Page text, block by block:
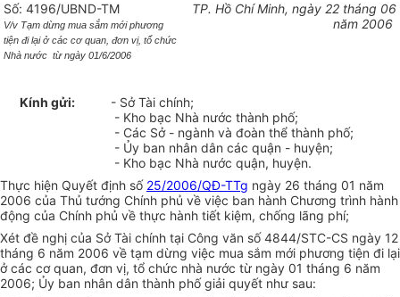
Số: 4196/UBND-TM
V/v Tạm dừng mua sắm mới phương
tiện đi lại ở các cơ quan, đơn vị, tổ chức
Nhà nước từ ngày 01/6/2006
TP. Hồ Chí Minh, ngày 22 tháng 06
năm 2006
Kính gửi:
- Sở Tài chính;
- Kho bạc Nhà nước thành phố;
- Các Sở - ngành và đoàn thể thành phố;
- Ủy ban nhân dân các quận - huyện;
- Kho bạc Nhà nước quận, huyện.
Thực hiện Quyết định số 25/2006/QĐ-TTg ngày 26 tháng 01 năm
2006 của Thủ tướng Chính phủ về việc ban hành Chương trình hành
động của Chính phủ về thực hành tiết kiệm, chống lãng phí;
Xét đề nghị của Sở Tài chính tại Công văn số 4844/STC-CS ngày 12
tháng 6 năm 2006 về tạm dừng việc mua sắm mới phương tiện đi lại
ở các cơ quan, đơn vị, tổ chức nhà nước từ ngày 01 tháng 6 năm
2006; Ủy ban nhân dân thành phố giải quyết như sau: